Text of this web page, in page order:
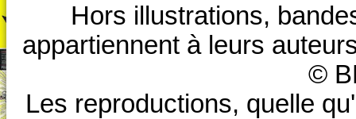
Hors illustrations,
appartiennent à leurs
©
Les reproductions, quelle